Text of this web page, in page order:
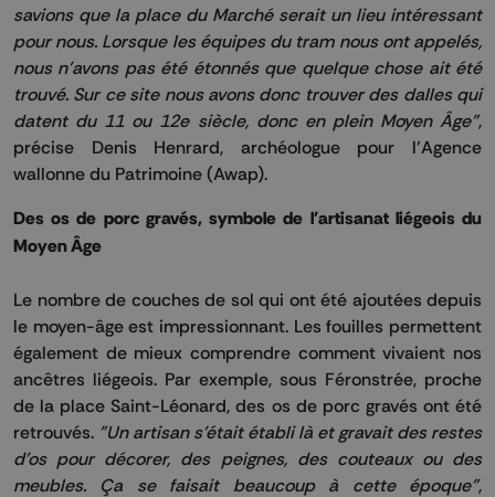
savions que la place du Marché serait un lieu intéressant
pour nous. Lorsque les équipes du tram nous ont appelés,
nous n'avons pas été étonnés que quelque chose ait été
trouvé. Sur ce site nous avons donc trouver des dalles qui
datent du 11 ou 12e siècle, donc en plein Moyen Âge",
précise Denis Henrard, archéologue pour l’Agence
wallonne du Patrimoine (Awap).
Des os de porc gravés, symbole de l'artisanat liégeois du
MoyenÂge
Le nombre de couches de sol qui ont été ajoutées depuis
le moyen-âge est impressionnant. Les fouilles permettent
également de mieux comprendre comment vivaient nos
ancêtres liégeois. Par exemple, sous Féronstrée, proche
de la place Saint-Léonard, des os de porc gravés ont été
retrouvés. "Un artisan s'était établi là et gravait des restes
d'os pour décorer, des peignes, des couteaux ou des
meubles. Ça se faisait beaucoup à cette époque",